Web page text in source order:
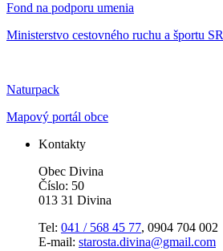
Fond na podporu umenia
Ministerstvo cestovného ruchu a športu SR
Naturpack
Mapový portál obce
Kontakty
Obec Divina
Číslo: 50
013 31 Divina
Tel: 041 / 568 45 77, 0904 704 002
E-mail: starosta.divina@gmail.com